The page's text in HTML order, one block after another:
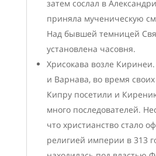
затем сослал в
приняла мученическую
Над бывшей темницей
установлена часовня.
Хрисокава возле
и Варнава, во время
Кипру посетили и
много последователей.
что христианство стало
религией империи в 313